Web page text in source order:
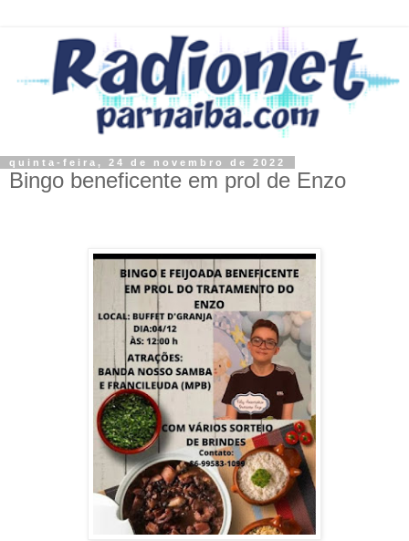
quinta-feira, 24 de novembro de 2022
Bingo beneficente em prol de Enzo